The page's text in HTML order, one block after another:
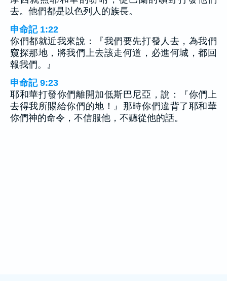
去。他們都是以色列人的族長。
申命記 1:22
你們都就近我來說：『我們要先打發人去，為我們
窺探那地，將我們上去該走何道，必進何城，都回
報我們。』
申命記 9:23
耶和華打發你們離開加低斯巴尼亞，說：『你們上
去得我所賜給你們的地！』那時你們違背了耶和華
你們神的命令，不信服他，不聽從他的話。